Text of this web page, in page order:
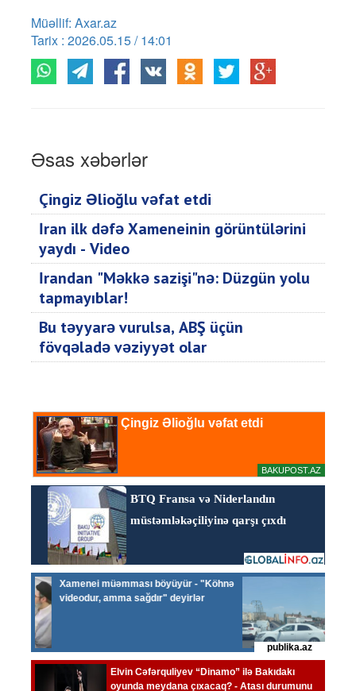
Müəllif: Axar.az
Tarix : 2026.05.15 / 14:01
Əsas xəbərlər
Çingiz Əlioğlu vəfat etdi
İran ilk dəfə Xameneinin görüntülərini
yaydı - Video
İrandan "Məkkə sazişi"nə: Düzgün yolu
tapmayıblar!
Bu təyyarə vurulsa, ABŞ üçün
fövqəladə vəziyyət olar